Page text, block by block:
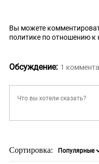
Вы можете
политике по отношению
Обсуждение: 1
Сортировка: